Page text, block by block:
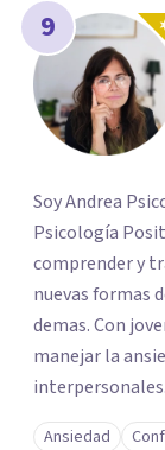
9
Soy Andrea
Psicología
comprender y
nuevas formas
demas. Con
manejar la
interpersonales.
Ansiedad